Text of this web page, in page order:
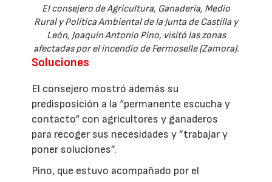
El consejero de Agricultura, Ganadería, Medio
Rural y Política Ambiental de la Junta de Castilla y
León, Joaquín Antonio Pino, visitó las zonas
afectadas por el incendio de Fermoselle (Zamora).
Soluciones
El consejero mostró además su
predisposición a la “permanente escucha y
contacto“ con agricultores y ganaderos
para recoger sus necesidades y ”trabajar y
poner soluciones”.
Pino, que estuvo acompañado por el